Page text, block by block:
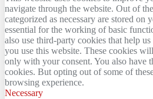
navigate through the website. Out of
categorized as necessary are stored on
essential for the working of basic
also use third-party cookies that help
you use this website. These cookies
only with your consent. You also have
cookies. But opting out of some of
browsing experience.
Necessary